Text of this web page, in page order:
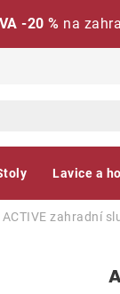
-20 % na
Lavice a
ACTIVE zahradní